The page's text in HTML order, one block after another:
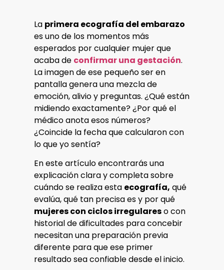
La primera ecografía del embarazo
es uno de los momentos más
esperados por cualquier mujer que
acaba de confirmar una gestación.
La imagen de ese pequeño ser en
pantalla genera una mezcla de
emoción, alivio y preguntas. ¿Qué están
midiendo exactamente? ¿Por qué el
médico anota esos números?
¿Coincide la fecha que calcularon con
lo que yo sentía?
En este artículo encontrarás una
explicación clara y completa sobre
cuándo se realiza esta ecografía, qué
evalúa, qué tan precisa es y por qué
mujeres con ciclos irregulareso con
historial de dificultades para concebir
necesitan una preparación previa
diferente para que ese primer
resultado sea confiable desde el inicio.